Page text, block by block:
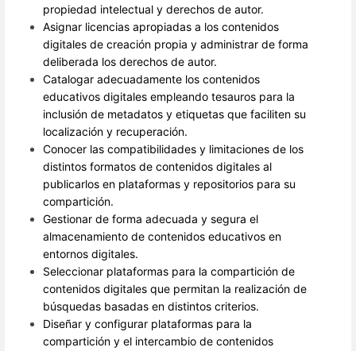
propiedad intelectual y derechos de autor.
Asignar licencias apropiadas a los contenidos
digitales de creación propia y administrar de forma
deliberada los derechos de autor.
Catalogar adecuadamente los contenidos
educativos digitales empleando tesauros para la
inclusión de metadatos y etiquetas que faciliten su
localización y recuperación.
Conocer las compatibilidades y limitaciones de los
distintos formatos de contenidos digitales al
publicarlos en plataformas y repositorios para su
compartición.
Gestionar de forma adecuada y segura el
almacenamiento de contenidos educativos en
entornos digitales.
Seleccionar plataformas para la compartición de
contenidos digitales que permitan la realización de
búsquedas basadas en distintos criterios.
Diseñar y configurar plataformas para la
compartición y el intercambio de contenidos